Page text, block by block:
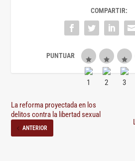
COMPARTIR:
La reforma proyectada en los
delitos contra la libertad sexual
ANTERIOR